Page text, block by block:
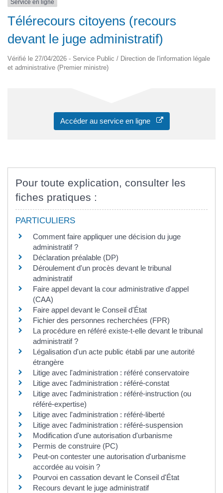
Service en ligne
Télérecours citoyens (recours
devant le juge administratif)
Vérifié le 27/04/2026 - Service Public / Direction de l'information légale
et administrative (Premier ministre)
Accéder au service en ligne
Pour toute explication, consulter les
fiches pratiques :
PARTICULIERS
Comment faire appliquer une décision du juge
administratif ?
Déclaration préalable (DP)
Déroulement d'un procès devant le tribunal
administratif
Faire appel devant la cour administrative d'appel
(CAA)
Faire appel devant le Conseil d'État
Fichier des personnes recherchées (FPR)
La procédure en référé existe-t-elle devant le tribunal
administratif ?
Légalisation d'un acte public établi par une autorité
étrangère
Litige avec l'administration : référé conservatoire
Litige avec l'administration : référé-constat
Litige avec l'administration : référé-instruction (ou
référé-expertise)
Litige avec l'administration : référé-liberté
Litige avec l'administration : référé-suspension
Modification d'une autorisation d'urbanisme
Permis de construire (PC)
Peut-on contester une autorisation d'urbanisme
accordée au voisin ?
Pourvoi en cassation devant le Conseil d'État
Recours devant le juge administratif